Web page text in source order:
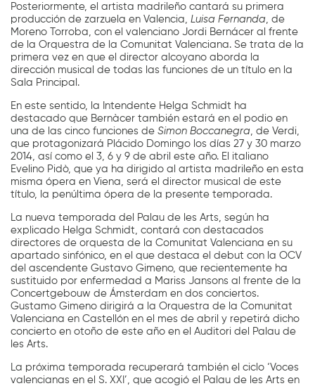
Posteriormente, el artista madrileño cantará su primera
producción de zarzuela en Valencia,Luisa Fernanda , de
Moreno Torroba, con el valenciano Jordi Bernácer al frente
de la Orquestra de la Comunitat Valenciana. Se trata de la
primera vez en que el director alcoyano aborda la
dirección musical de todas las funciones de un título en la
Sala Principal.
En este sentido, la Intendente Helga Schmidt ha
destacado que Bernàcer también estará en el podio en
una de las cinco funciones deSimon Boccanegra, de Verdi,
que protagonizará Plácido Domingo los días 27 y 30 marzo
2014, así como el 3, 6 y 9 de abril este año. El italiano
Evelino Pidò, que ya ha dirigido al artista madrileño en esta
misma ópera en Viena, será el director musical de este
título, la penúltima ópera de la presente temporada.
La nueva temporada del Palau de les Arts, según ha
explicado Helga Schmidt, contará con destacados
directores de orquesta de la Comunitat Valenciana en su
apartado sinfónico, en el que destaca el debut con la OCV
del ascendente Gustavo Gimeno, que recientemente ha
sustituido por enfermedad a Mariss Jansons al frente de la
Concertgebouw de Ámsterdam en dos conciertos.
Gustamo Gimeno dirigirá a la Orquestra de la Comunitat
Valenciana en Castellón en el mes de abril y repetirá dicho
concierto en otoño de este año en el Auditori del Palau de
les Arts.
La próxima temporada recuperará también el ciclo ‘Voces
valencianas en el S. XXI’, que acogió el Palau de les Arts en